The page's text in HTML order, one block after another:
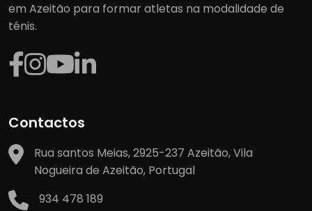
em Azeitão para formar atletas na modalidade de
ténis.
Contactos
Rua santos Meias, 2925-237 Azeitão, Vila
Nogueira de Azeitão, Portugal
934 478 189